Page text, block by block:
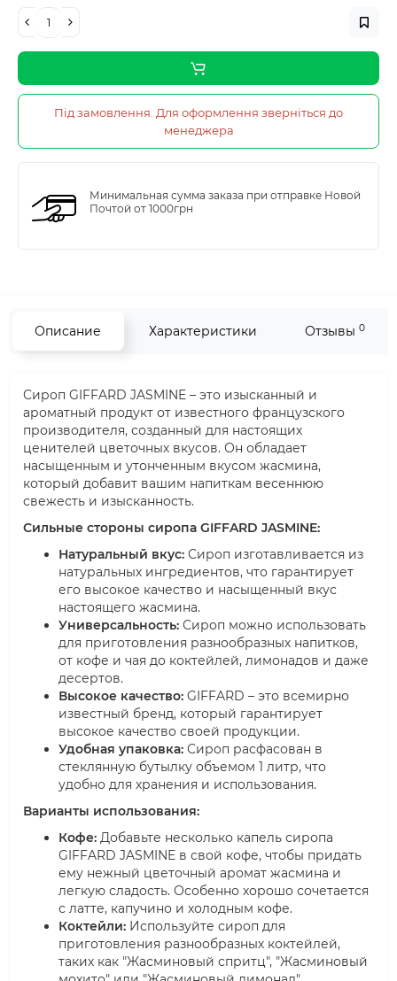
Під замовлення. Для оформлення зверніться до
менеджера
Минимальная сумма заказа при отправке Новой
Почтой от 1000грн
Описание Характеристики Отзывы 0
Сироп GIFFARD JASMINE – это изысканный и
ароматный продукт от известного французского
производителя, созданный для настоящих
ценителей цветочных вкусов. Он обладает
насыщенным и утонченным вкусом жасмина,
который добавит вашим напиткам весеннюю
свежесть и изысканность.
Сильные стороны сиропа GIFFARD JASMINE:
Натуральный вкус: Сироп изготавливается из
натуральных ингредиентов, что гарантирует
его высокое качество и насыщенный вкус
настоящего жасмина.
Универсальность: Сироп можно использовать
для приготовления разнообразных напитков,
от кофе и чая до коктейлей, лимонадов и даже
десертов.
Высокое качество: GIFFARD – это всемирно
известный бренд, который гарантирует
высокое качество своей продукции.
Удобная упаковка: Сироп расфасован в
стеклянную бутылку объемом 1 литр, что
удобно для хранения и использования.
Варианты использования:
Кофе: Добавьте несколько капель сиропа
GIFFARD JASMINE в свой кофе, чтобы придать
ему нежный цветочный аромат жасмина и
легкую сладость. Особенно хорошо сочетается
с латте, капучино и холодным кофе.
Коктейли: Используйте сироп для
приготовления разнообразных коктейлей,
таких как "Жасминовый спритц", "Жасминовый